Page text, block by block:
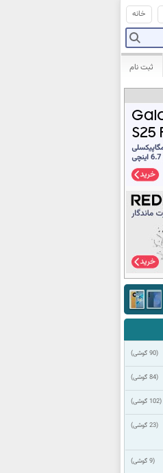
خانه
ثبت نام
(90 گوشی)
(84 گوشی)
(102 گوشی)
(23 گوشی)
(9 گوشی)